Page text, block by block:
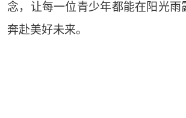
念，让每一位青少年都能在阳光雨
奔赴美好未来。